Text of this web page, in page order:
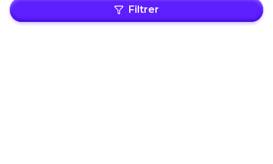
Filtrer